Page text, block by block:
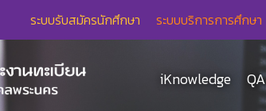
ระบบรับสมัครนักศึกษา ระบบบริการการศึกษา
iKnowledge QA